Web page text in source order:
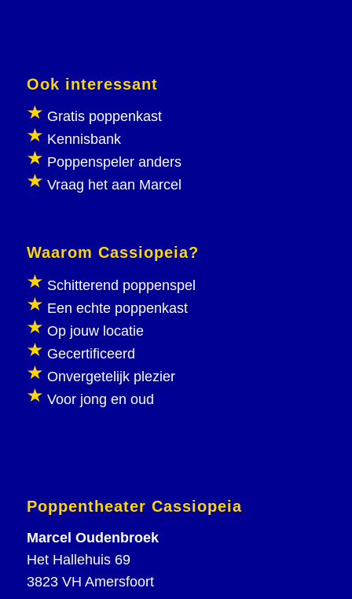
Ook interessant
Gratis poppenkast
Kennisbank
Poppenspeler anders
Vraag het aan Marcel
Waarom Cassiopeia?
Schitterend poppenspel
Een echte poppenkast
Op jouw locatie
Gecertificeerd
Onvergetelijk plezier
Voor jong en oud
Poppentheater Cassiopeia
Marcel Oudenbroek
Het Hallehuis 69
3823 VH Amersfoort